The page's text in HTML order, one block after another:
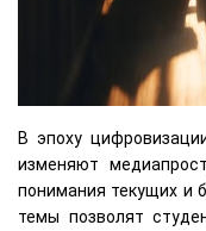
В эпоху
изменяют
понимания текущих и
темы позволят